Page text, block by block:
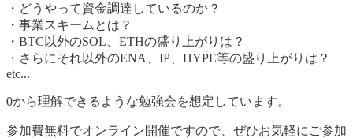
・どうやって資金調達しているのか？
・事業スキームとは？
・BTC以外のSOL、ETHの盛り上がりは？
・さらにそれ以外のENA、IP、HYPE等の盛り上がりは？
etc...
​0から理解できるような勉強会を想定しています。
​参加費無料でオンライン開催ですので、ぜひお気軽にご参加